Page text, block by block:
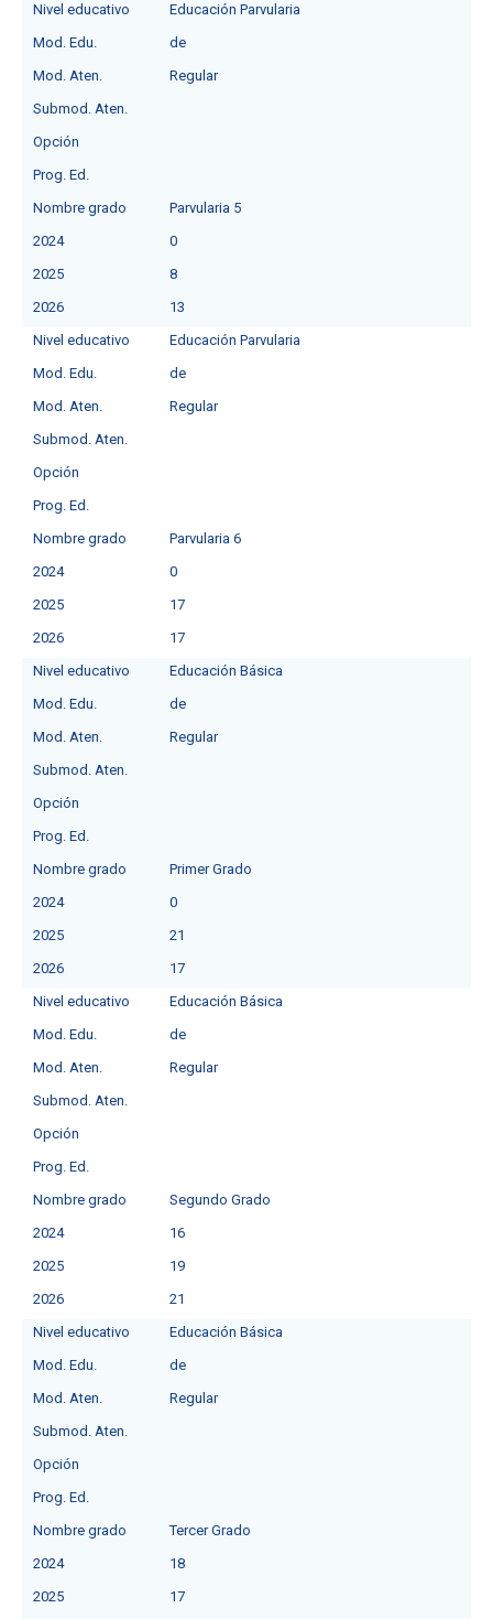
Nivel educativo
Educación Parvularia
Mod. Edu.
de
Mod. Aten.
Regular
Submod. Aten.
Opción
Prog. Ed.
Nombre grado
Parvularia 5
2024
0
2025
8
2026
13
Nivel educativo
Educación Parvularia
Mod. Edu.
de
Mod. Aten.
Regular
Submod. Aten.
Opción
Prog. Ed.
Nombre grado
Parvularia 6
2024
0
2025
17
2026
17
Nivel educativo
Educación Básica
Mod. Edu.
de
Mod. Aten.
Regular
Submod. Aten.
Opción
Prog. Ed.
Nombre grado
Primer Grado
2024
0
2025
21
2026
17
Nivel educativo
Educación Básica
Mod. Edu.
de
Mod. Aten.
Regular
Submod. Aten.
Opción
Prog. Ed.
Nombre grado
Segundo Grado
2024
16
2025
19
2026
21
Nivel educativo
Educación Básica
Mod. Edu.
de
Mod. Aten.
Regular
Submod. Aten.
Opción
Prog. Ed.
Nombre grado
Tercer Grado
2024
18
2025
17